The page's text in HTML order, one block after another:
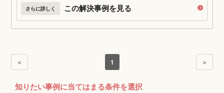
さらに詳しく この解決事例を見る
＜ 1 ＞
知りたい事例に当てはまる条件を選択